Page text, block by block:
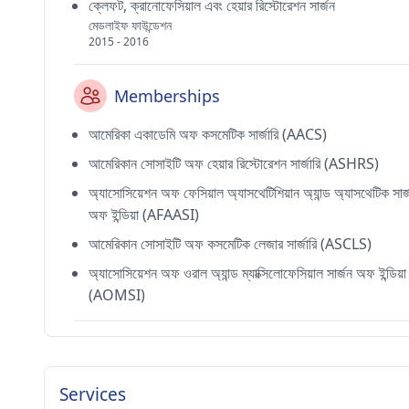
ক্লেফট, ক্রানোফেসিয়াল এবং হেয়ার রিস্টোরেশন সার্জন
মেডলাইফ ফাউন্ডেশন
2015 - 2016
Memberships
আমেরিকা একাডেমি অফ কসমেটিক সার্জারি (AACS)
আমেরিকান সোসাইটি অফ হেয়ার রিস্টোরেশন সার্জারি (ASHRS)
অ্যাসোসিয়েশন অফ ফেসিয়াল অ্যাসথেটিশিয়ান অ্যান্ড অ্যাসথেটিক
অফ ইন্ডিয়া (AFAASI)
আমেরিকান সোসাইটি অফ কসমেটিক লেজার সার্জারি (ASCLS)
অ্যাসোসিয়েশন অফ ওরাল অ্যান্ড ম্যাক্সিলোফেসিয়াল সার্জন অফ ইন্ডিয়া
(AOMSI)
Services